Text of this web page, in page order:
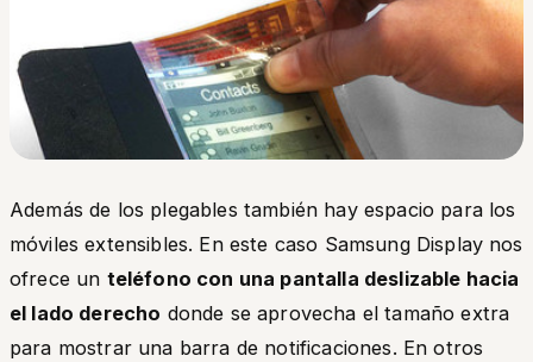
Además de los plegables también hay espacio para los
móviles extensibles. En este caso Samsung Display nos
ofrece un teléfono con una pantalla deslizable hacia
el lado derecho donde se aprovecha el tamaño extra
para mostrar una barra de notificaciones. En otros